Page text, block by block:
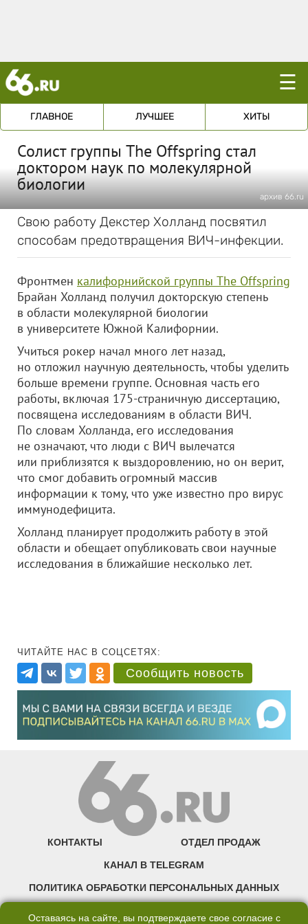
☰
ГЛАВНОЕ ЛУЧШЕЕ ХИТЫ
Солист группы The Offspring стал
доктором наук по молекулярной
биологии
архив 66.ru
Свою работу Декстер Холланд посвятил
способам предотвращения ВИЧ-инфекции.
Фронтмен калифорнийской группы The Offspring
Брайан Холланд получил докторскую степень
в области молекулярной биологии
в университете Южной Калифорнии.
Учиться рокер начал много лет назад,
но отложил научную деятельность, чтобы уделить
больше времени группе. Основная часть его
работы, включая 175-страничную диссертацию,
посвящена исследованиям в области ВИЧ.
По словам Холланда, его исследования
не означают, что люди с ВИЧ вылечатся
или приблизятся к выздоровлению, но он верит,
что смог добавить огромный массив
информации к тому, что уже известно про вирус
иммунодефицита.
Холланд планирует продолжить работу в этой
области и обещает опубликовать свои научные
исследования в ближайшие несколько лет.
ЧИТАЙТЕ НАС В СОЦСЕТЯХ:
Сообщить новость
КОНТАКТЫ ОТДЕЛ ПРОДАЖ
КАНАЛ В TELEGRAM
ПОЛИТИКА ОБРАБОТКИ ПЕРСОНАЛЬНЫХ ДАННЫХ
Оставаясь на сайте, вы подтверждаете свое согласие с